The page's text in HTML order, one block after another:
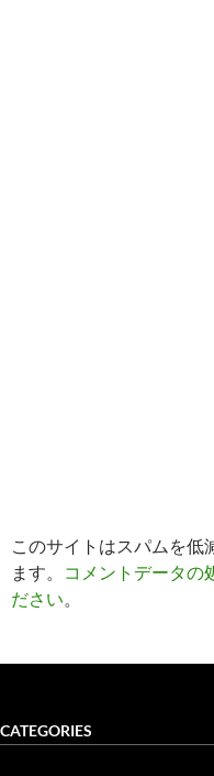
このサイトはスパムを低
ます。
コメントデータの
ださい。
CATEGORIES